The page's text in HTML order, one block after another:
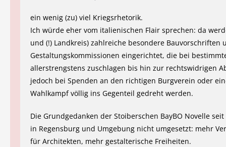
ein wenig (zu) viel Kriegsrhetorik.
Ich würde eher vom italienischen Flair sprechen: da
und (!) Landkreis) zahlreiche besondere Bauvorschriften
Gestaltungskommissionen eingerichtet, die bei
allerstrengstens zuschlagen bis hin zur rechtswidrigen
jedoch bei Spenden an den richtigen Burgverein oder
Wahlkampf völlig ins Gegenteil gedreht werden.
Die Grundgedanken der Stoiberschen BayBO Novelle
in Regensburg und Umgebung nicht umgesetzt: mehr
für Architekten, mehr gestalterische Freiheiten.